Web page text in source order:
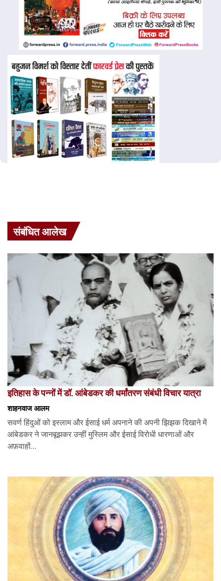
संबंधित आलेख
इतिहास के पन्नों में डॉ. आंबेडकर की धर्मांतरण संबंधी विचार यात्रा
शाहनवाज आलम
सवर्ण हिंदुओं को इस्लाम और ईसाई धर्म अपनाने की अपनी झिझक दिखाने में
आंबेडकर ने जानबूझकर उन्हीं मुस्लिम और ईसाई विरोधी धारणाओं और
अफ़वाहों...